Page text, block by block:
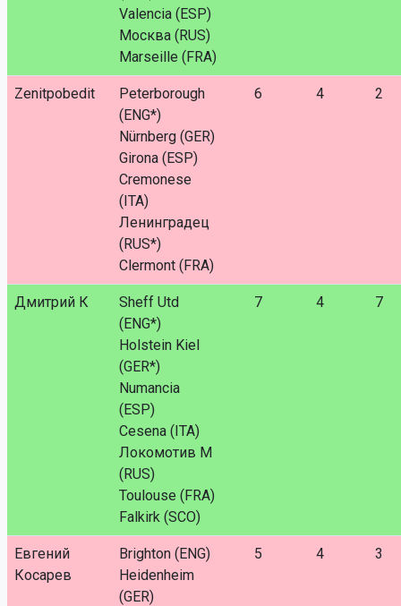
Valencia (ESP)
Москва (RUS)
Marseille (FRA)
Zenitpobedit
Peterborough
(ENG*)
Nürnberg (GER)
Girona (ESP)
Cremonese
(ITA)
Ленинградец
(RUS*)
Clermont (FRA)
6 4 2
Дмитрий К
Sheff Utd
(ENG*)
Holstein Kiel
(GER*)
Numancia
(ESP)
Cesena (ITA)
Локомотив М
(RUS)
Toulouse (FRA)
Falkirk (SCO)
7 4 7
Евгений
Косарев
Brighton (ENG)
Heidenheim
(GER)
5 4 3